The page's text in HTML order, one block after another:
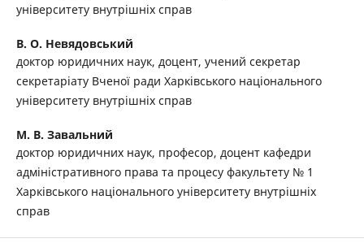
університету внутрішніх справ
В. О. Невядовський
доктор юридичних наук, доцент, учений секретар
секретаріату Вченої ради Харківського національного
університету внутрішніх справ
М. В. Завальний
доктор юридичних наук, професор, доцент кафедри
адміністративного права та процесу факультету № 1
Харківського національного університету внутрішніх
справ